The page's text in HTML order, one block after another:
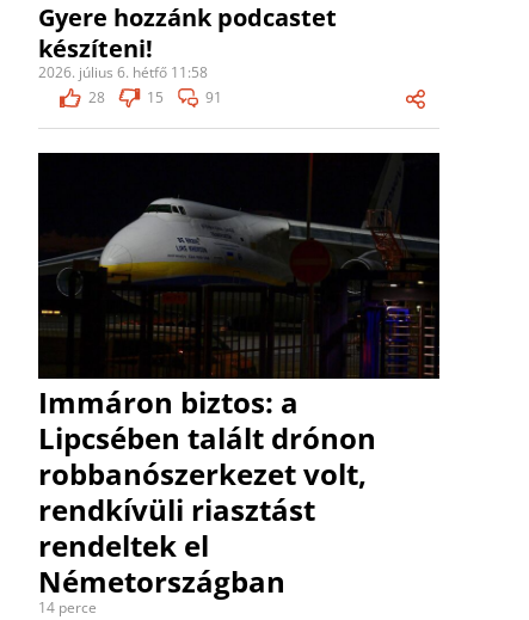
Gyere hozzánk podcastet
készíteni!
2026. július 6. hétfő 11:58
28
15 91
Immáron biztos: a
Lipcsében talált drónon
robbanószerkezet volt,
rendkívüli riasztást
rendeltek el
Németországban
14 perce